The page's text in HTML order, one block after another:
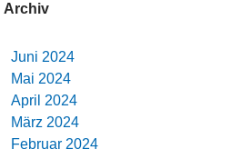
Archiv
Juni 2024
Mai 2024
April 2024
März 2024
Februar 2024